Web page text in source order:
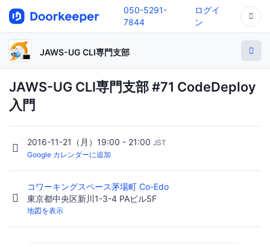
050-5291-
7844
ログイ
ン
JAWS-UG CLI専門支部
JAWS-UG CLI専門支部 #71 CodeDeploy
入門
2016-11-21（月）19:00 - 21:00 JST
Google カレンダーに追加
コワーキングスペース茅場町 Co-Edo
東京都中央区新川1-3-4 PAビル5F
地図を表示